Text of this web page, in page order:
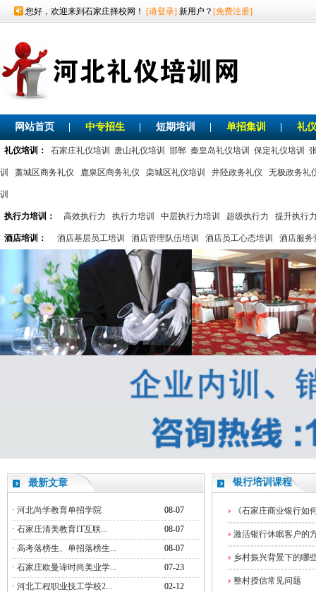
您好，欢迎来到石家庄择校网！ [请登录] 新用户？ [免费注册]
网站首页 中专招生 短期培训 单招集训 礼
礼仪培训： 石家庄礼仪培训 唐山礼仪培训 邯郸 秦皇岛礼仪培训 保定礼仪培训
训 藁城区商务礼仪 鹿泉区商务礼仪 栾城区礼仪培训 井陉政务礼仪 无极政务礼
训
执行力培训： 高效执行力 执行力培训 中层执行力培训 超级执行力 提升执行
酒店培训： 酒店基层员工培训 酒店管理队伍培训 酒店员工心态培训 酒店服务
最新文章
· 河北尚学教育单招学院
08-07
· 石家庄清美教育IT互联...
08-07
· 高考落榜生、单招落榜生...
08-07
· 石家庄欧曼谛时尚美业学...
07-23
· 河北工程职业技工学校2...
02-12
银行培训课程
《石家庄商业银行如
激活银行休眠客户的
乡村振兴背景下的哪
整村授信常见问题